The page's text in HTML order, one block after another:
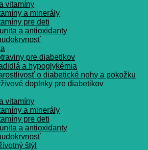
vitamíny
a minerály
pre deti
a antioxidanty
pre diabetikov
a hypoglykémia
o diabetické nohy a pokožku
doplnky pre diabetikov
vitamíny
a minerály
pre deti
a antioxidanty
štýl